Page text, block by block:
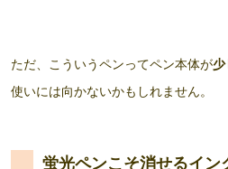
ただ、こういうペンってペン本体が少
使いには向かないかもしれません。
蛍光ペンこそ消せるイン